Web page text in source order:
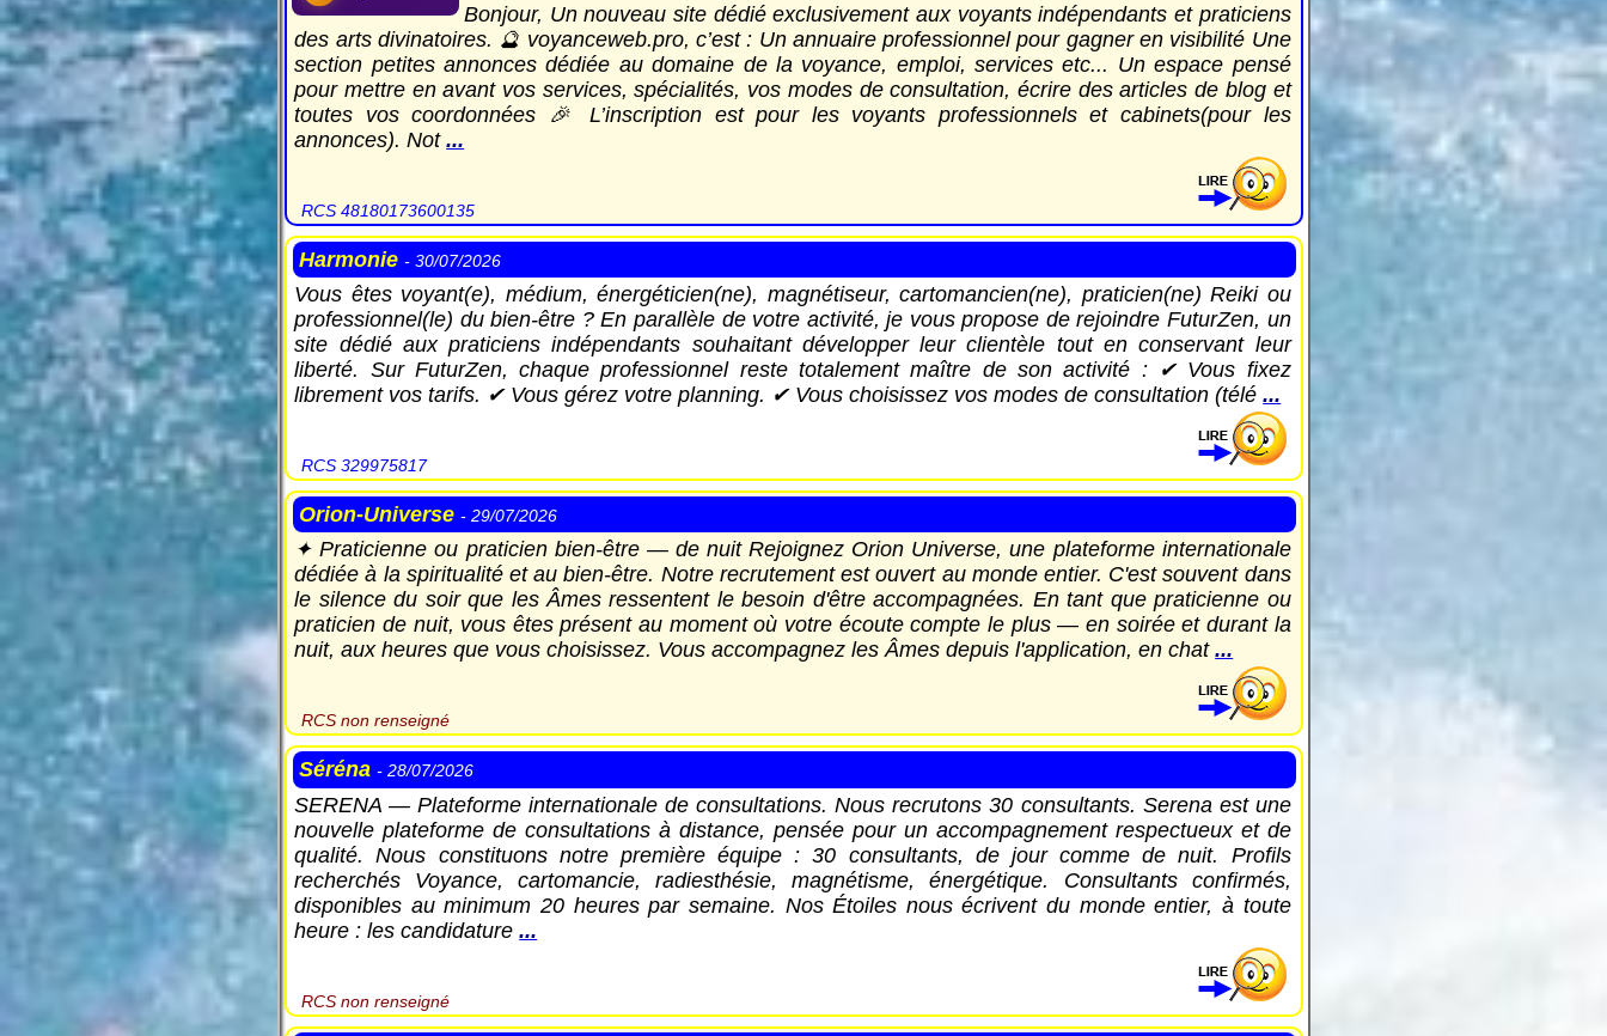
Bonjour, Un nouveau site dédié exclusivement aux voyants indépendants et praticiens
des arts divinatoires. 🔮 voyanceweb.pro, c’est : Un annuaire professionnel pour gagner en visibilité Une
section petites annonces dédiée au domaine de la voyance, emploi, services etc... Un espace pensé
pour mettre en avant vos services, spécialités, vos modes de consultation, écrire des articles de blog et
toutes vos coordonnées 🎉 L’inscription est pour les voyants professionnels et cabinets(pour les
annonces). Not...
RCS 48180173600135
Harmonie - 30/07/2026
Vous êtes voyant(e), médium, énergéticien(ne), magnétiseur, cartomancien(ne), praticien(ne) Reiki ou
professionnel(le) du bien-être ? En parallèle de votre activité, je vous propose de rejoindre FuturZen, un
site dédié aux praticiens indépendants souhaitant développer leur clientèle tout en conservant leur
liberté. Sur FuturZen, chaque professionnel reste totalement maître de son activité : ✔ Vous fixez
librement vos tarifs. ✔ Vous gérez votre planning. ✔ Vous choisissez vos modes de consultation (télé...
RCS 329975817
Orion-Universe - 29/07/2026
✦ Praticienne ou praticien bien-être — de nuit Rejoignez Orion Universe, une plateforme internationale
dédiée à la spiritualité et au bien-être. Notre recrutement est ouvert au monde entier. C'est souvent dans
le silence du soir que les Âmes ressentent le besoin d'être accompagnées. En tant que praticienne ou
praticien de nuit, vous êtes présent au moment où votre écoute compte le plus — en soirée et durant la
nuit, aux heures que vous choisissez. Vous accompagnez les Âmes depuis l'application, en chat...
RCS non renseigné
Séréna - 28/07/2026
SERENA — Plateforme internationale de consultations. Nous recrutons 30 consultants. Serena est une
nouvelle plateforme de consultations à distance, pensée pour un accompagnement respectueux et de
qualité. Nous constituons notre première équipe : 30 consultants, de jour comme de nuit. Profils
recherchés Voyance, cartomancie, radiesthésie, magnétisme, énergétique. Consultants confirmés,
disponibles au minimum 20 heures par semaine. Nos Étoiles nous écrivent du monde entier, à toute
heure : les candidature...
RCS non renseigné